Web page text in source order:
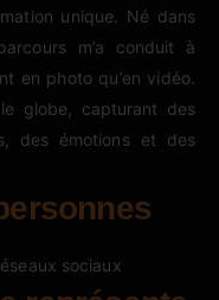
unique. Né dans
m’a conduit à
en photo qu’en vidéo.
globe, capturant des
des émotions et des
sociaux